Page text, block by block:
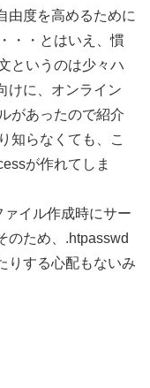
由度を高めるために
・・とはいえ、慣
というのは少々ハ
けに、オンライン
があったので紹介
知らなくても、こ
が作れてしま
イル作成時にサー
のため、.htpasswd
りする心配もないみ